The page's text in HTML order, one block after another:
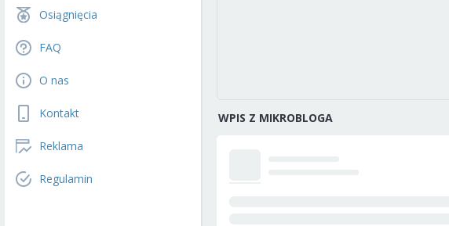
Osiągnięcia
FAQ
O nas
Kontakt
Reklama
Regulamin
WPIS Z MIKROBLOGA